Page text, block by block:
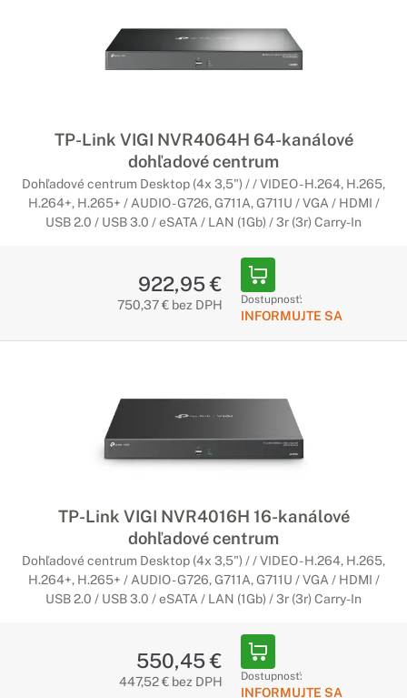
TP-Link VIGI NVR4064H 64-kanálové
dohľadové centrum
Dohľadové centrum Desktop (4x 3,5") / / VIDEO - H.264, H.265,
H.264+, H.265+ / AUDIO - G726, G711A, G711U / VGA / HDMI /
USB 2.0 / USB 3.0 / eSATA / LAN (1Gb) / 3r (3r) Carry-In
922,95 €
750,37 € bez DPH Dostupnosť:
INFORMUJTE SA
TP-Link VIGI NVR4016H 16-kanálové
dohľadové centrum
Dohľadové centrum Desktop (4x 3,5") / / VIDEO - H.264, H.265,
H.264+, H.265+ / AUDIO - G726, G711A, G711U / VGA / HDMI /
USB 2.0 / USB 3.0 / eSATA / LAN (1Gb) / 3r (3r) Carry-In
550,45 €
447,52 € bez DPH Dostupnosť:
INFORMUJTE SA